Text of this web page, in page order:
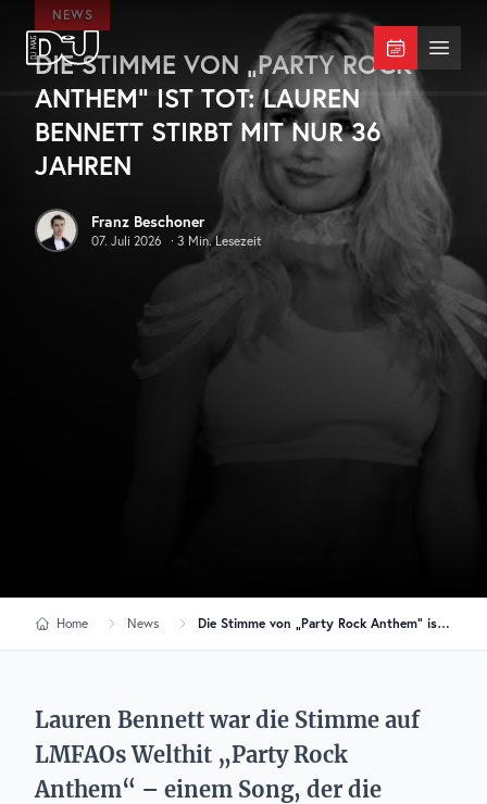
Zum Hauptinhalt springen
DJ Mag Germany Menü
NEWS
DIE STIMME VON „PARTY ROCK
ANTHEM“ IST TOT: LAUREN
BENNETT STIRBT MIT NUR 36
JAHREN
Franz Beschoner
07. Juli 2026 · 3 Min. Lesezeit
Home News Die Stimme von „Party Rock Anthem“ ist tot: Lauren Bennett stirbt mit nur 36 Jahren
Lauren Bennett war die Stimme auf
LMFAOs Welthit „Party Rock
Anthem“ – einem Song, der die